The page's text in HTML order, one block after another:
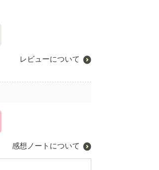
レビューについて
感想ノートについて